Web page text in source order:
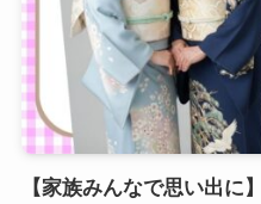
【家族みんなで思い出に